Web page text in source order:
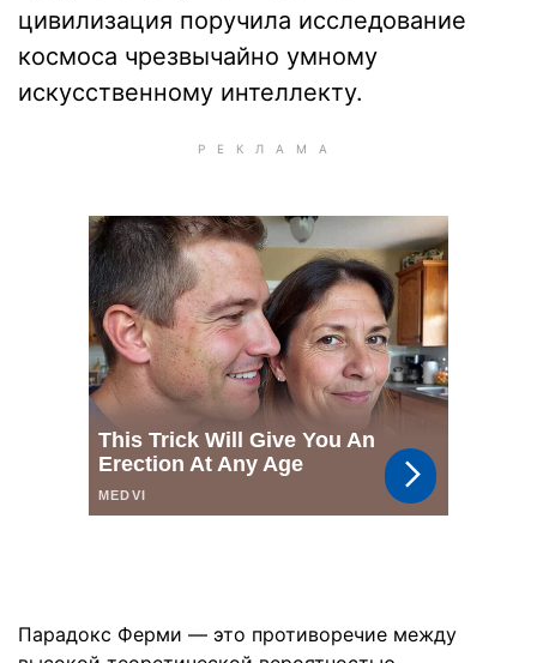
цивилизация поручила исследование
космоса чрезвычайно умному
искусственному интеллекту.
Парадокс Ферми — это противоречие между